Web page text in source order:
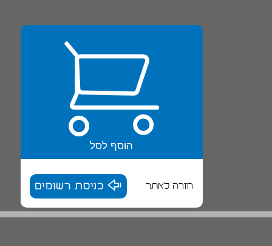
הוסף לסל
חזרה לאתר כניסת רשומים